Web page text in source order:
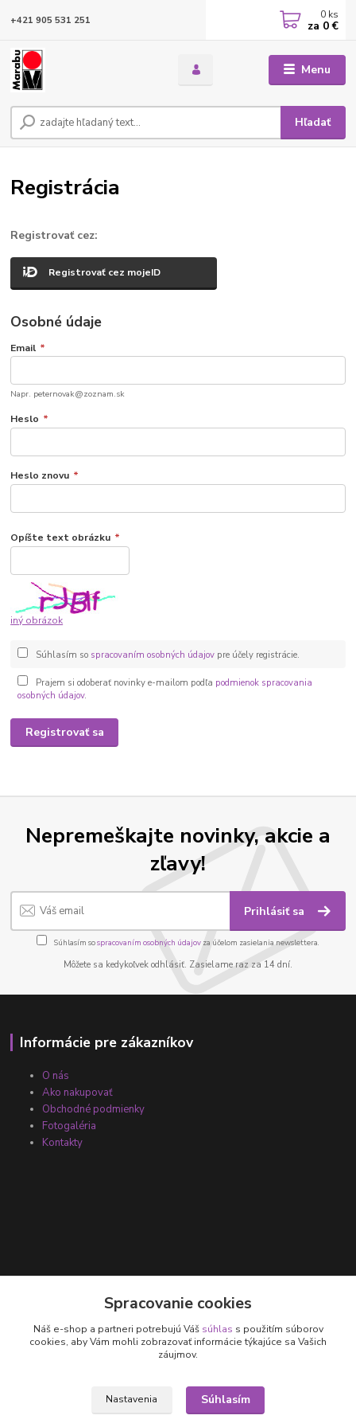
Menu
Hľadať
+421 905 531 251 0 ks
za 0 €
Registrácia
Registrovať cez:
Registrovať cez mojeID
Osobné údaje
Email *
Napr. peternovak@zoznam.sk
Heslo *
Heslo znovu *
Opíšte text obrázku *
iný obrázok
Súhlasím so spracovaním osobných údajovpre účely registrácie.
Prajem si odoberať novinky e-mailom podľa podmienok spracovania
osobných údajov.
Registrovať sa
Nepremeškajte novinky, akcie a
zľavy!
Prihlásiť sa
Súhlasím sospracovaním osobných údajov za účelom zasielania newslettera.
Môžete sa kedykoľvek odhlásiť. Zasielame raz za 14 dní.
Informácie pre zákazníkov
O nás
Ako nakupovať
Obchodné podmienky
Fotogaléria
Kontakty
+421 905 531 251
Spracovanie cookies
Náš e-shop a partneri potrebujú Váš súhlas s použitím súborov
cookies, aby Vám mohli zobrazovať informácie týkajúce sa Vašich
záujmov.
Nastavenia Súhlasím